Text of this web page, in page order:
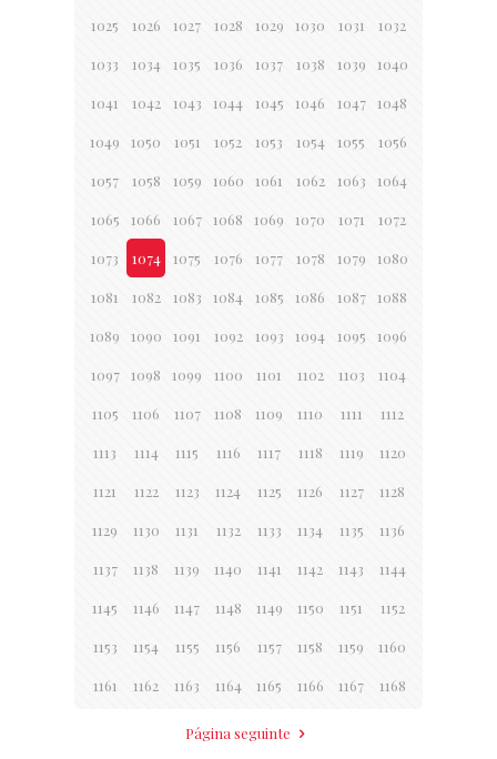
1025 1026 1027 1028 1029 1030 1031 1032
1033 1034 1035 1036 1037 1038 1039 1040
1041 1042 1043 1044 1045 1046 1047 1048
1049 1050 1051 1052 1053 1054 1055 1056
1057 1058 1059 1060 1061 1062 1063 1064
1065 1066 1067 1068 1069 1070 1071 1072
1073 1074 1075 1076 1077 1078 1079 1080
1081 1082 1083 1084 1085 1086 1087 1088
1089 1090 1091 1092 1093 1094 1095 1096
1097 1098 1099 1100 1101 1102 1103 1104
1105 1106 1107 1108 1109 1110 1111 1112
1113 1114 1115 1116 1117 1118 1119 1120
1121 1122 1123 1124 1125 1126 1127 1128
1129 1130 1131 1132 1133 1134 1135 1136
1137 1138 1139 1140 1141 1142 1143 1144
1145 1146 1147 1148 1149 1150 1151 1152
1153 1154 1155 1156 1157 1158 1159 1160
1161 1162 1163 1164 1165 1166 1167 1168
Página seguinte